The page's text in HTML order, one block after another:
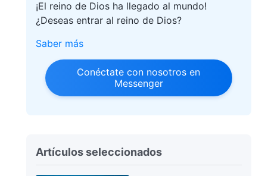
¡El reino de Dios ha llegado al mundo!
¿Deseas entrar al reino de Dios?
Saber más
Conéctate con nosotros en
Messenger
Artículos seleccionados